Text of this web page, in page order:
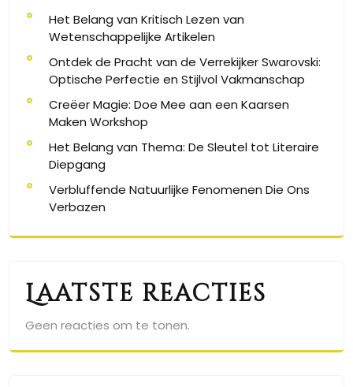
Het Belang van Kritisch Lezen van
Wetenschappelijke Artikelen
Ontdek de Pracht van de Verrekijker Swarovski:
Optische Perfectie en Stijlvol Vakmanschap
Creëer Magie: Doe Mee aan een Kaarsen
Maken Workshop
Het Belang van Thema: De Sleutel tot Literaire
Diepgang
Verbluffende Natuurlijke Fenomenen Die Ons
Verbazen
Laatste reacties
Geen reacties om te tonen.